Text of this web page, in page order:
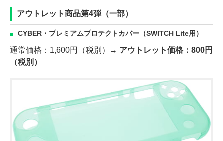
アウトレット商品第4弾（一部）
CYBER・プレミアムプロテクトカバー（SWITCH Lite用）
通常価格：1,600円（税別）→ アウトレット価格：800円
（税別）